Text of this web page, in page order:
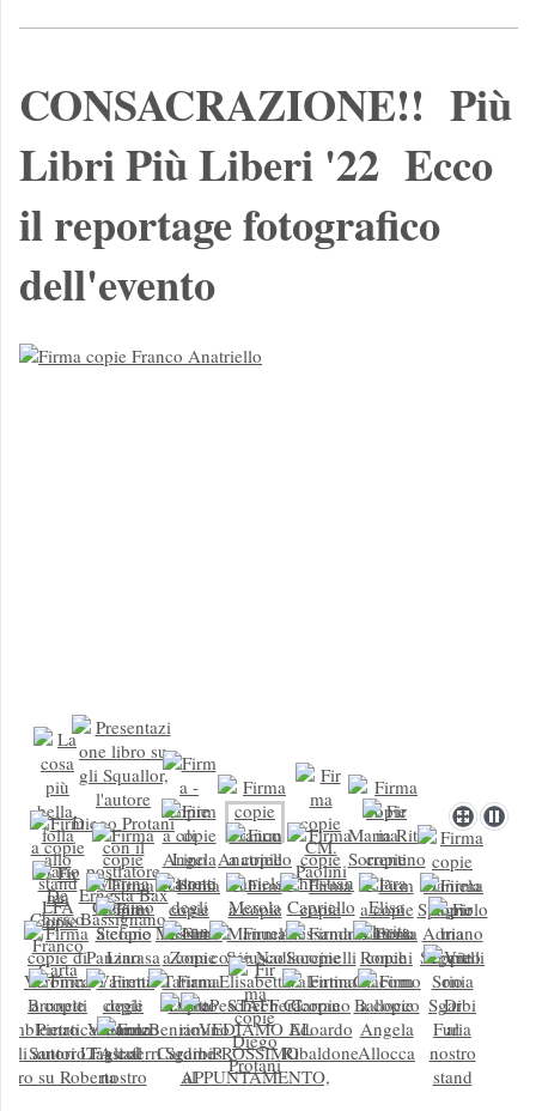
CONSACRAZIONE!! Più
Libri Più Liberi '22 Ecco
il reportage fotografico
dell'evento